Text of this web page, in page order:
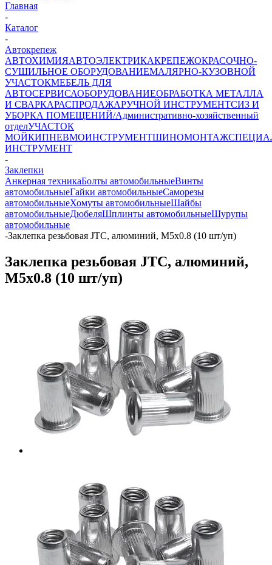
Главная
-
Каталог
-
Автокрепеж
АВТОХИМИЯАВТОЭЛЕКТРИКАКРЕПЕЖОКРАСОЧНО-
СУШИЛЬНОЕ ОБОРУДОВАНИЕМАЛЯРНО-КУЗОВНОЙ
УЧАСТОКМЕБЕЛЬ ДЛЯ
АВТОСЕРВИСАОБОРУДОВАНИЕОБРАБОТКА МЕТАЛЛА
И СВАРКАРАСПРОДАЖАРУЧНОЙ ИНСТРУМЕНТСИЗ И
УБОРКА ПОМЕЩЕНИЙ/Административно-хозяйственный
отделУЧАСТОК
МОЙКИПНЕВМОИНСТРУМЕНТШИНОМОНТАЖ
ИНСТРУМЕНТ
-
Заклепки
Анкерная техникаБолты автомобильныеВинты
автомобильныеГайки автомобильныеСаморезы
автомобильныеХомуты автомобильныеШайбы
автомобильныеДюбеляШплинты автомобильныеШурупы
автомобильные
-Заклепка резьбовая JTC, алюминий, M5х0.8 (10 шт/уп)
Заклепка резьбовая JTC, алюминий,
M5х0.8 (10 шт/уп)